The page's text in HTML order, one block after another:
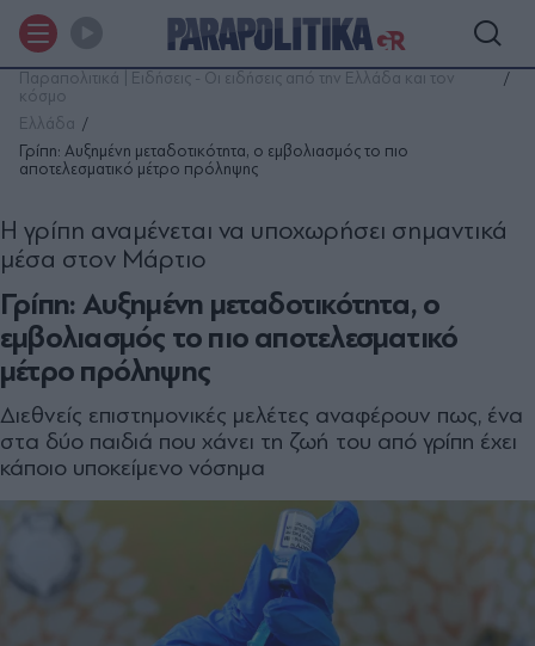
Παραπολιτικά | Ειδήσεις - Οι ειδήσεις από την Ελλάδα και τον
κόσμο
Ελλάδα
Γρίπη: Αυξημένη μεταδοτικότητα, ο εμβολιασμός το πιο
αποτελεσματικό μέτρο πρόληψης
Γρίπη: Αυξημένη μεταδοτικότητα, ο
εμβολιασμός το πιο αποτελεσματικό
μέτρο πρόληψης
Η γρίπη αναμένεται να υποχωρήσει σημαντικά
μέσα στον Μάρτιο
Διεθνείς επιστημονικές μελέτες αναφέρουν πως, ένα
στα δύο παιδιά που χάνει τη ζωή του από γρίπη έχει
κάποιο υποκείμενο νόσημα